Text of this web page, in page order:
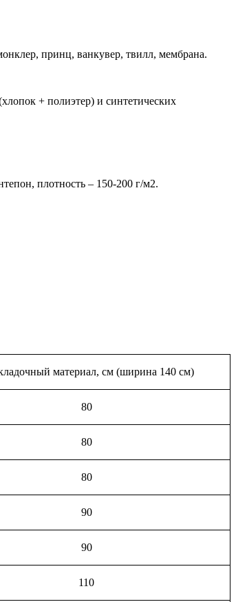
принц, ванкувер, твилл, мембрана.
+ полиэтер) и синтетических
плотность – 150-200 г/м2.
материал, см (ширина 140 см)
80
80
80
90
90
110